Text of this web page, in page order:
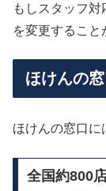
もしスタッフ
を変更すること
ほけんの
ほけんの窓口に
全国約800